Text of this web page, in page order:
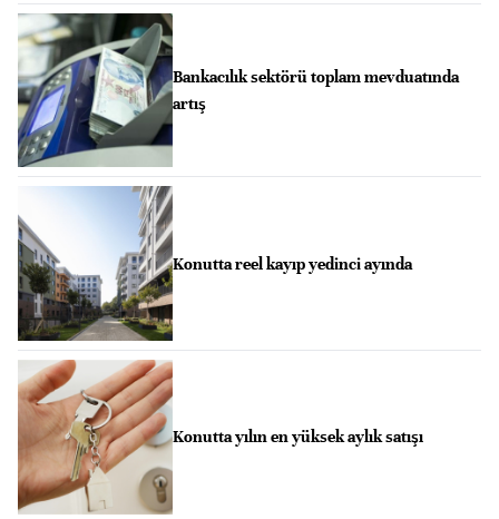
Bankacılık sektörü toplam mevduatında
artış
Konutta reel kayıp yedinci ayında
Konutta yılın en yüksek aylık satışı